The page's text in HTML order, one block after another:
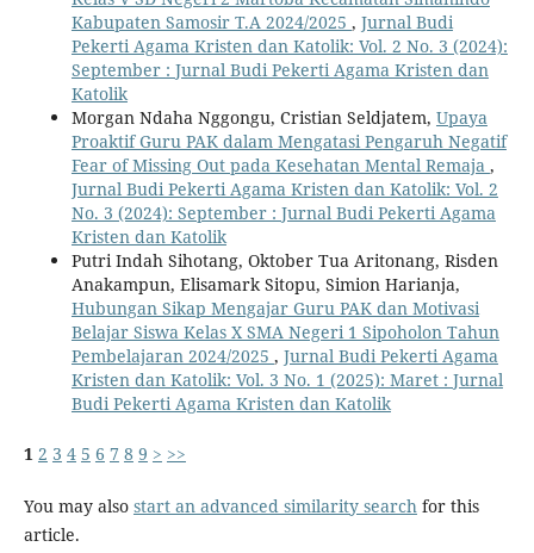
Kabupaten Samosir T.A 2024/2025 , Jurnal Budi
Pekerti Agama Kristen dan Katolik: Vol. 2 No. 3 (2024):
September : Jurnal Budi Pekerti Agama Kristen dan
Katolik
Morgan Ndaha Nggongu, Cristian Seldjatem, Upaya
Proaktif Guru PAK dalam Mengatasi Pengaruh Negatif
Fear of Missing Out pada Kesehatan Mental Remaja ,
Jurnal Budi Pekerti Agama Kristen dan Katolik: Vol. 2
No. 3 (2024): September : Jurnal Budi Pekerti Agama
Kristen dan Katolik
Putri Indah Sihotang, Oktober Tua Aritonang, Risden
Anakampun, Elisamark Sitopu, Simion Harianja,
Hubungan Sikap Mengajar Guru PAK dan Motivasi
Belajar Siswa Kelas X SMA Negeri 1 Sipoholon Tahun
Pembelajaran 2024/2025 , Jurnal Budi Pekerti Agama
Kristen dan Katolik: Vol. 3 No. 1 (2025): Maret : Jurnal
Budi Pekerti Agama Kristen dan Katolik
1 2 3 4 5 6 7 8 9 > >>
You may also start an advanced similarity searchfor this
article.